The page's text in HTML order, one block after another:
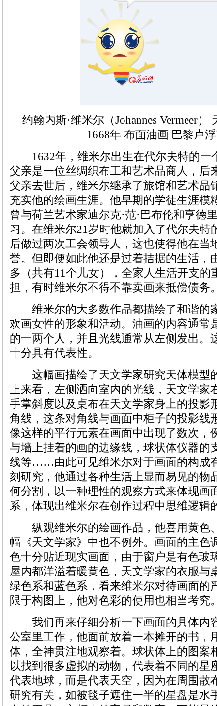
约翰内斯·维米尔（Johannes Vermeer）
1668年 布面油画 巴黎卢
1632年，维米尔出生在代尔夫特的一
父亲是一位丝绸织布工和艺术品商人，后
父亲去世后，维米尔继承了旅馆和艺术品
充实他的绘画生涯。他早期的学徒生涯模
曾与荷兰艺术家迪尔克·范·巴布伦和亨德
习。在维米尔21岁时他就加入了代尔夫特
后做过两次工会领导人，这也使得他在当
誉。但即便如此他还是过着拮据的生活，
多（共有11个儿女），全家人生活开支的
担，有时维米尔不得不靠卖画来抵偿债务
维米尔的大多数作品都描绘了和谐的
欢画女性的形象和活动。油画的内容通常
的一两个人，并且光线通常从左侧发出。
十分具有代表性。
这幅画描绘了天文学家研究天体模型
上来看，左侧洒向室内的光线，天文学家
手掌斜度以及桌布在天文学家身上的投影
角线，这条对角线与画面中柜子的投影线
像这样的平行元素在画面中出现了数次，
与墙上挂着的画的边缘线，球状体仪器的
线等……由此可见维米尔对于画面的构成
刻研究，他通过各种生活上显而易见的物
何分割，以一种理性的观察方式来体现画
系，体现出维米尔在创作过程中思维逻辑
纵观维米尔的绘画作品，他喜用黄色
幅《天文学家》中也不例外。画面的主色
色十分贴近现实画面，由于窗户是有色玻
屋内都洋溢着暖黄色，天文学家的衣服与
绿色系和蓝色系，看来维米尔对待画面的
限于构图上，他对色彩的使用也相当考究
我们再来仔细分析一下画面的具体内
公室里工作，他面前放着一本摊开的书，
体，全神贯注地观察着。球状体上的图案
以找到很多虚拟的动物，代表着不同的星
代表地球，而是代表天空，因为在周围散
研究有关，如被毯子遮住一半的星盘是水